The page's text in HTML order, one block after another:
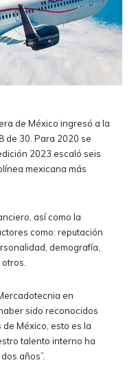
de México ingresó a la
de 30. Para 2020 se
2023 escaló seis
mexicana más
así como la
como: reputación
demografía,
en
sido reconocidos
México, esto es la
talento interno ha
años”.